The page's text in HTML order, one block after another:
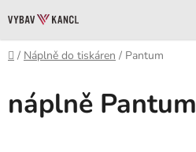
na
obsah
Domů
/ Náplně do tiskáren / Pantum
náplně Pantum